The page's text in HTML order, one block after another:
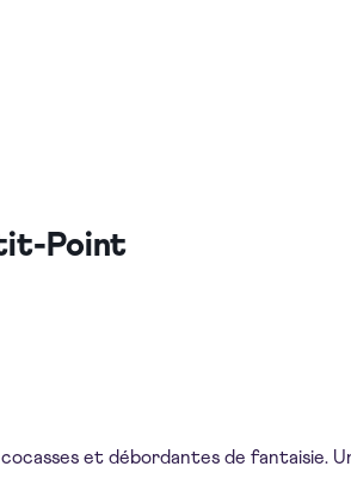
Point
et débordantes de fantaisie.